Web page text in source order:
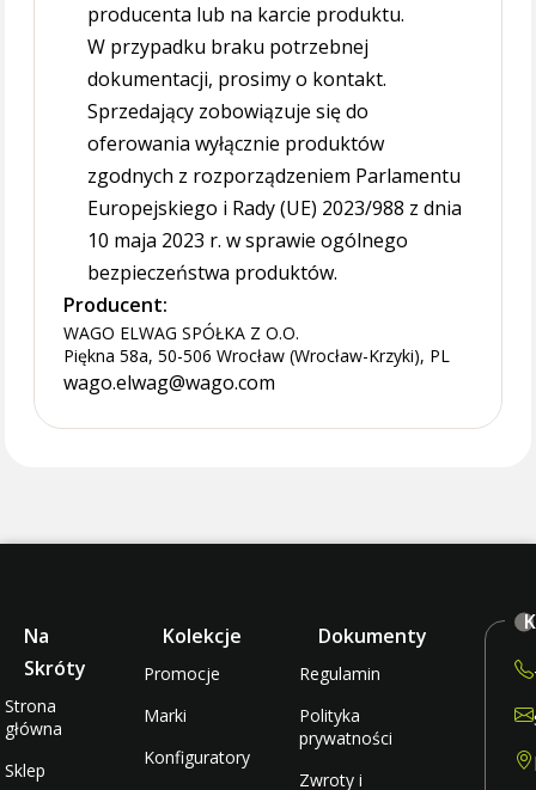
producenta lub na karcie produktu.
W przypadku braku potrzebnej
dokumentacji, prosimy o kontakt.
Sprzedający zobowiązuje się do
oferowania wyłącznie produktów
zgodnych z rozporządzeniem Parlamentu
Europejskiego i Rady (UE) 2023/988 z dnia
10 maja 2023 r. w sprawie ogólnego
bezpieczeństwa produktów.
Producent:
WAGO ELWAG SPÓŁKA Z O.O.
Piękna 58a, 50-506 Wrocław (Wrocław-Krzyki), PL
wago.elwag@wago.com
Na
Skróty
Strona
główna
Sklep
Kolekcje
Promocje
Marki
Konfiguratory
Dokumenty
Regulamin
Polityka
prywatności
Zwroty i